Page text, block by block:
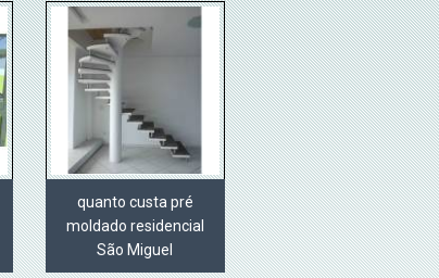
quanto custa pré
moldado residencial
São Miguel